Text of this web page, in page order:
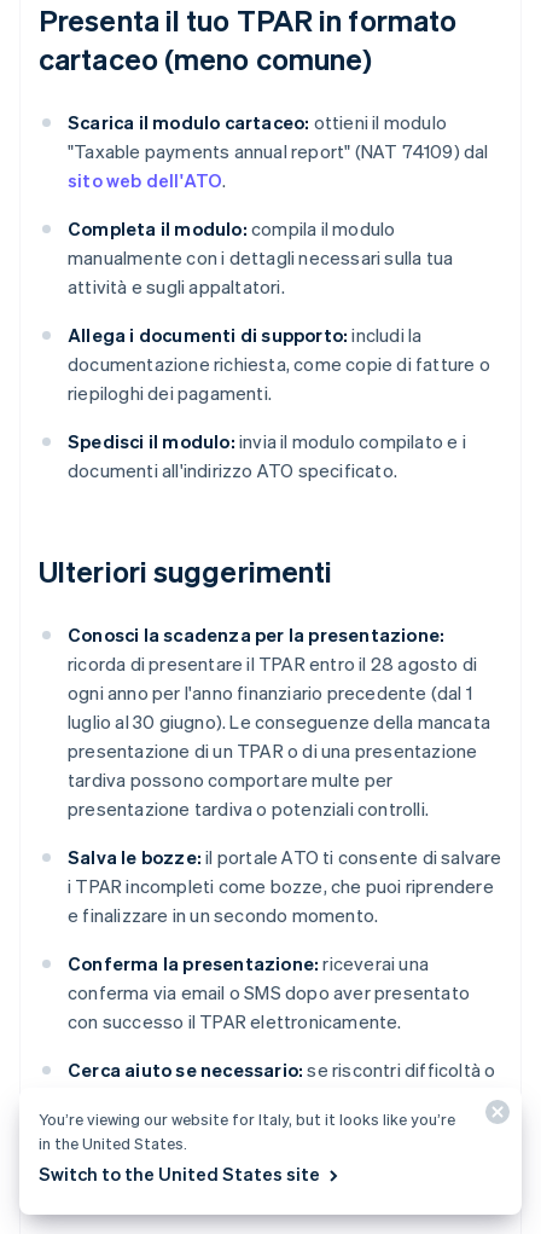
Presenta il tuo TPAR in formato
cartaceo (meno comune)
Scarica il modulo cartaceo: ottieni il modulo
"Taxable payments annual report" (NAT 74109) dal
sito web dell'ATO.
Completa il modulo: compila il modulo
manualmente con i dettagli necessari sulla tua
attività e sugli appaltatori.
Allega i documenti di supporto: includi la
documentazione richiesta, come copie di fatture o
riepiloghi dei pagamenti.
Spedisci il modulo: invia il modulo compilato e i
documenti all'indirizzo ATO specificato.
Ulteriori suggerimenti
Conosci la scadenza per la presentazione:
ricorda di presentare il TPAR entro il 28 agosto di
ogni anno per l'anno finanziario precedente (dal 1
luglio al 30 giugno). Le conseguenze della mancata
presentazione di un TPAR o di una presentazione
tardiva possono comportare multe per
presentazione tardiva o potenziali controlli.
Salva le bozze: il portale ATO ti consente di salvare
i TPAR incompleti come bozze, che puoi riprendere
e finalizzare in un secondo momento.
Conferma la presentazione: riceverai una
conferma via email o SMS dopo aver presentato
con successo il TPAR elettronicamente.
Cerca aiuto se necessario: se riscontri difficoltà o
hai bisogno di aiuto, il sito web dell'ATO offre guide
utili e informazioni di contatto per ulteriore
assistenza.
You’re viewing our website for Italy, but it looks like you’re
in the United States.
Switch to the United States site